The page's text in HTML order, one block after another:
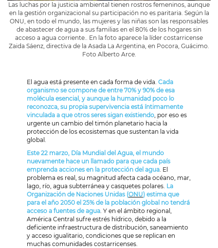
Las luchas por la justicia ambiental tienen rostros femeninos, aunque
en la gestión organizacional su participación no es paritaria. Según la
ONU, en todo el mundo, las mujeres y las niñas son las responsables
de abastecer de agua a sus familias en el 80% de los hogares sin
acceso a agua corriente.. En la foto aparece la líder costarricense
Zaida Sáenz, directiva de la Asada La Argentina, en Pocora, Guácimo.
Foto Alberto Arce.
El agua está presente en cada forma de vida. Cada
organismo se compone de entre 70% y 90% de esa
molécula esencial, y aunque la humanidad poco lo
reconozca, su propia supervivencia está íntimamente
vinculada a que otros seres sigan existiendo , por eso es
urgente un cambio del timón planetario hacia la
protección de los ecosistemas que sustentan la vida
global.
Este 22 marzo, Día Mundial del Agua, el mundo
nuevamente hace un llamado para que cada país
emprenda acciones en la protección del agua . El
problema es real, su magnitud afecta cada océano, mar,
lago, río, agua subterránea y casquetes polares. La
Organización de Naciones Unidas (ONU) estima que
para el año 2050 el 25% de la población global no tendrá
acceso a fuentes de agua . Y en el ámbito regional,
América Central sufre estrés hídrico, debido a la
deficiente infraestructura de distribución, saneamiento
y acceso igualitario, condiciones que se replican en
muchas comunidades costarricenses.